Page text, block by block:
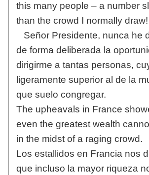
this many people – a number
than the crowd I normally draw!
Señor Presidente, nunca he
de forma deliberada la
dirigirme a tantas personas,
ligeramente superior al de la
que suelo congregar.
The upheavals in France
even the greatest wealth
in the midst of a raging crowd.
Los estallidos en Francia nos
que incluso la mayor riqueza